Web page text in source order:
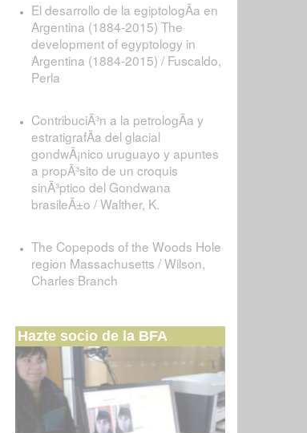
El desarrollo de la egiptologÃ­a en
Argentina (1884-2015) The
development of egyptology in
Argentina (1884-2015) / Fuscaldo,
Perla
ContribuciÃ³n a la petrologÃ­a y
estratigrafÃ­a del glacial
gondwÃ¡nico uruguayo y apuntes
a propÃ³sito de un croquis
sinÃ³ptico del Gondwana
brasileÃ±o / Walther, K.
The Copepods of the Woods Hole
region Massachusetts / Wilson,
Charles Branch
Hazte socio de la BFA